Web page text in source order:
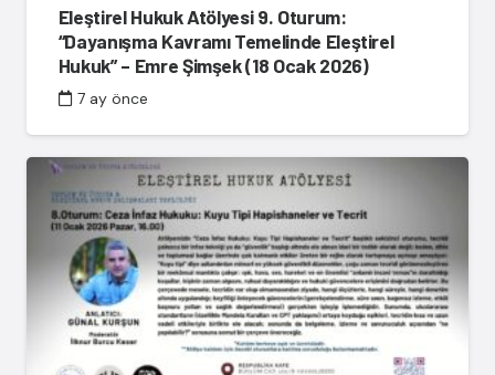
Eleştirel Hukuk Atölyesi 9. Oturum:
“Dayanışma Kavramı Temelinde Eleştirel
Hukuk” – Emre Şimşek (18 Ocak 2026)
7 ay önce